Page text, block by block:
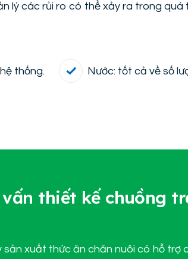
lý các rủi ro có thể xảy ra trong quá
thống. Nước: tốt cả về số
thiết kế chuồng
xuất thức ăn chăn nuôi có hỗ trợ